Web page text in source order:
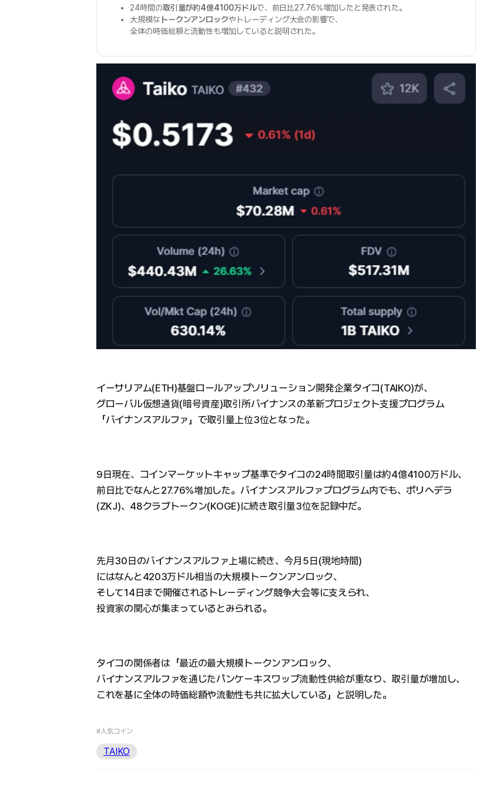
24時間の取引量が約4億4100万ドルで、前日比27.76%増加したと発表された。
大規模な トークンアンロックやトレーディング大会の影響で、
全体の時価総額と流動性も増加していると説明された。
イーサリアム(ETH)基盤ロールアップソリューション開発企業タイコ(TAIKO)が、
グローバル仮想通貨(暗号資産)取引所バイナンスの革新プロジェクト支援プログラム
「バイナンスアルファ」で取引量上位3位となった。
9日現在、コインマーケットキャップ基準でタイコの24時間取引量は約4億4100万ドル、
前日比でなんと27.76%増加した。バイナンスアルファプログラム内でも、ポリヘデラ
(ZKJ)、48クラブトークン(KOGE)に続き取引量3位を記録中だ。
先月30日のバイナンスアルファ上場に続き、今月5日(現地時間)
にはなんと4203万ドル相当の大規模トークンアンロック、
そして14日まで開催されるトレーディング競争大会等に支えられ、
投資家の関心が集まっているとみられる。
タイコの関係者は「最近の最大規模トークンアンロック、
バイナンスアルファを通じたパンケーキスワップ流動性供給が重なり、取引量が増加し、
これを基に全体の時価総額や流動性も共に拡大している」と説明した。
#人気コイン
TAIKO